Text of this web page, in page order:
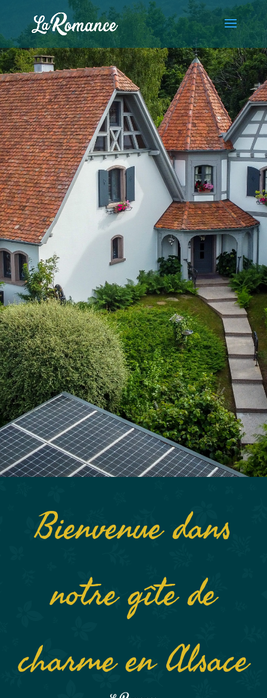
Bienvenue dans
notre gîte de
charme en Alsace